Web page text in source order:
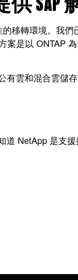
移轉環境。我
是以 ONTAP
有雲和混合雲儲
NetApp 是支